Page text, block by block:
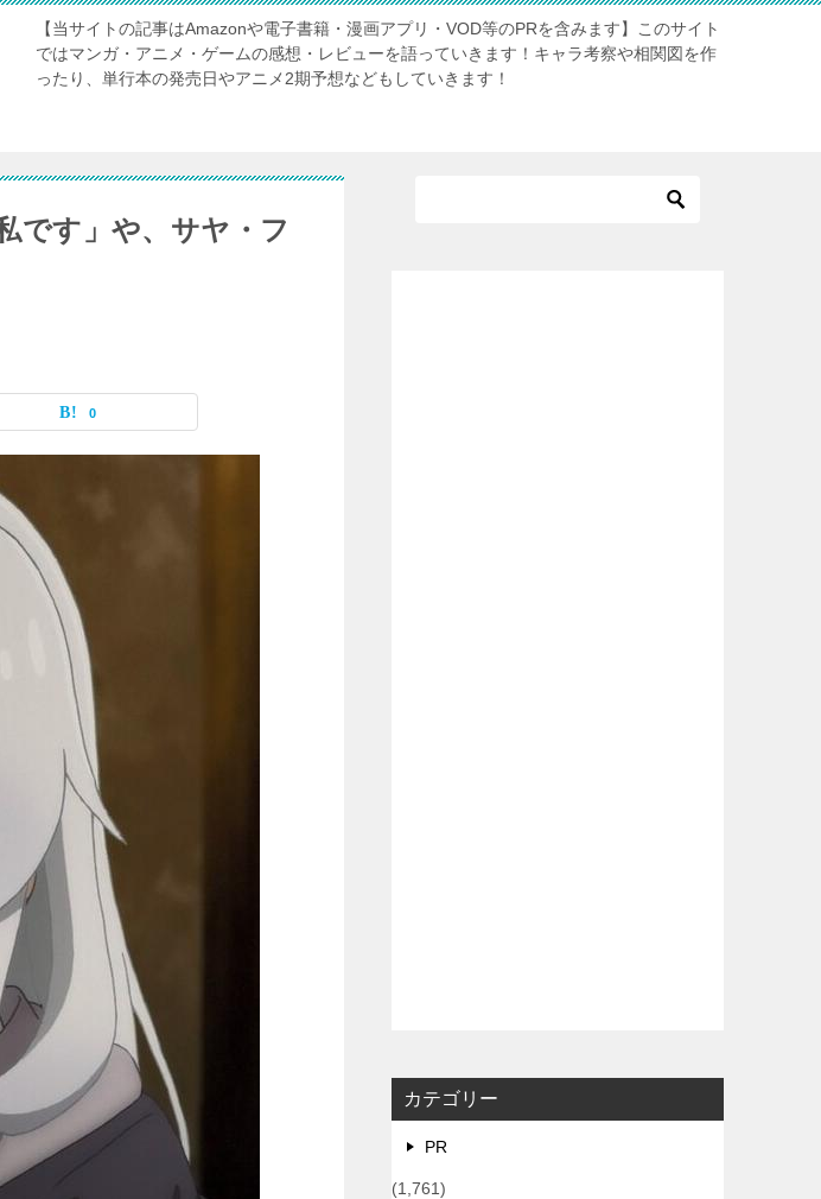
【当サイトの記事はAmazonや電子書籍・漫画アプリ・VOD等のPRを含みます】このサイト
ではマンガ・アニメ・ゲームの感想・レビューを語っていきます！キャラ考察や相関図を作
ったり、単行本の発売日やアニメ2期予想などもしていきます！
です」や、サヤ・フ
0
カテゴリー
PR
(1,761)